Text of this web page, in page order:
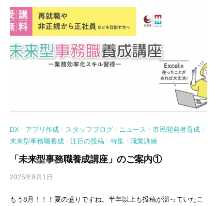
DX / アプリ作成 / スタッフブログ / ニュース / 市民開発者育成 /
未来型事務職養成 / 注目の投稿 / 特集 / 職業訓練
「未来型事務職養成講座」のご案内①
2025年8月1日
吉
もう8月！！！夏の盛りですね。半年以上も投稿が滞っていたこ